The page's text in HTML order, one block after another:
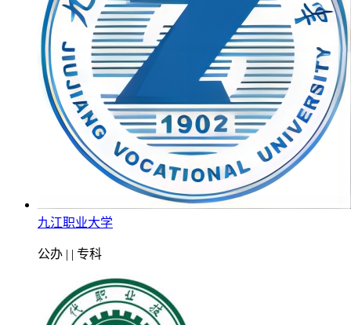
九江职业大学
公办 | | 专科